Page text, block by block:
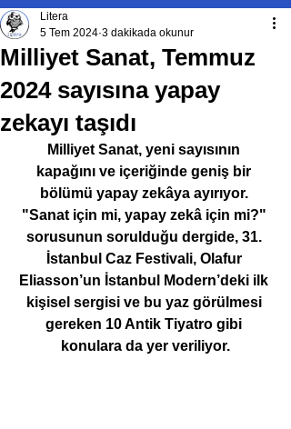
Milliyet Sanat, Temmuz
2024 sayısına yapay
zekayı taşıdı
Litera
5 Tem 2024 3 dakikada okunur
Milliyet Sanat, yeni sayısının
kapağını ve içeriğinde geniş bir
bölümü yapay zekâya ayırıyor.
"Sanat için mi, yapay zekâ için mi?"
sorusunun sorulduğu dergide, 31.
İstanbul Caz Festivali, Olafur
Eliasson’un İstanbul Modern’deki ilk
kişisel sergisi ve bu yaz görülmesi
gereken 10 Antik Tiyatro gibi
konulara da yer veriliyor.